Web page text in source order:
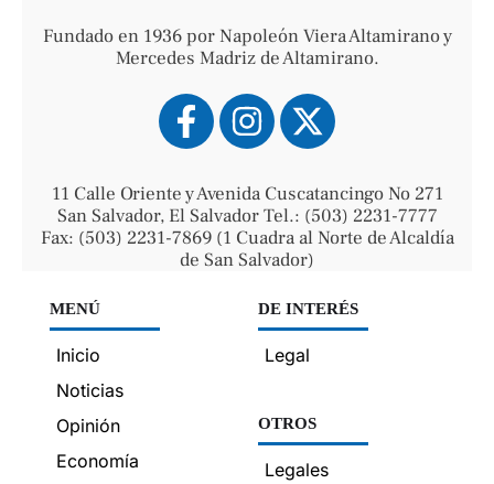
Fundado en 1936 por Napoleón Viera Altamirano y
Mercedes Madriz de Altamirano.
11 Calle Oriente y Avenida Cuscatancingo No 271
San Salvador, El Salvador Tel.: (503) 2231-7777
Fax: (503) 2231-7869 (1 Cuadra al Norte de Alcaldía
de San Salvador)
MENÚ
Inicio
Noticias
Opinión
Economía
DE INTERÉS
Legal
OTROS
Legales